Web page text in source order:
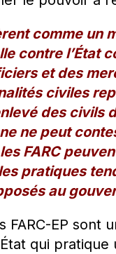
comme
contre l’État
et des
civiles
des civils
ne peut
FARC
pratiques
au
FARC-EP
qui